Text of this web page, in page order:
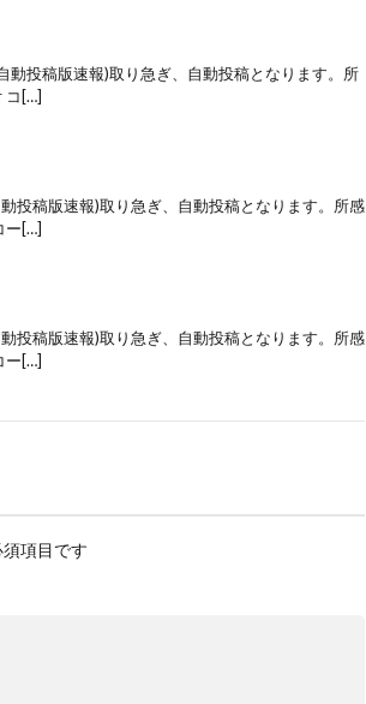
投稿版速報)取り急ぎ、自動投稿となります。所
コ[…]
投稿版速報)取り急ぎ、自動投稿となります。所感
ー[…]
投稿版速報)取り急ぎ、自動投稿となります。所感
ー[…]
項目です